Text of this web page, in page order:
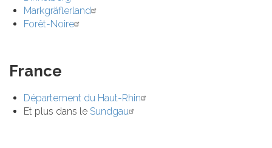
Markgräflerland
Forêt-Noire
France
Département du Haut-Rhin
Et plus dans le Sundgau